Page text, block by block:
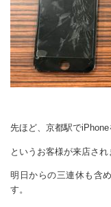
先ほど、京都駅で
というお客様が来店され
明日からの三連休も含
す。